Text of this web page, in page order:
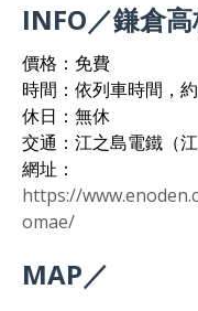
INFO／鎌倉
價格：免費
時間：依列車時間，
休日：無休
交通：江之島電鐵（
網址：
https://
omae/
MAP／